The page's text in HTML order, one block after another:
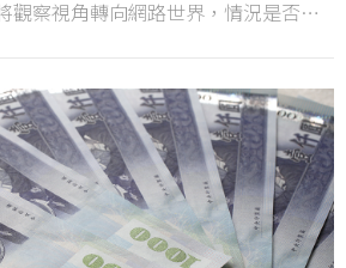
觀察視角轉向網路世界，情況是否相
長陳其邁拿下，非六都則由嘉義縣長
包辦六都與16縣市的好感度第一，展
聲量場域的受到民眾的支持。